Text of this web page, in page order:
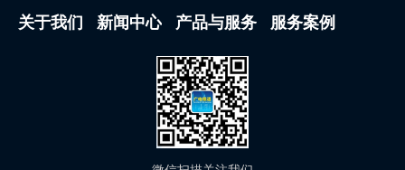
关于我们 新闻中心 产品与服务 服务案例